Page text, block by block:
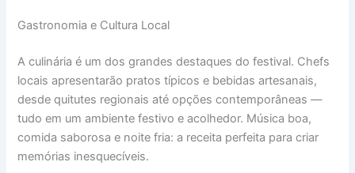
Gastronomia e Cultura Local
A culinária é um dos grandes destaques do festival. Chefs
locais apresentarão pratos típicos e bebidas artesanais,
desde quitutes regionais até opções contemporâneas —
tudo em um ambiente festivo e acolhedor. Música boa,
comida saborosa e noite fria: a receita perfeita para criar
memórias inesquecíveis.